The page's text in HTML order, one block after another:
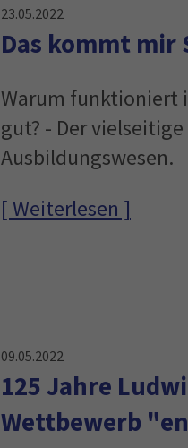
23.05.2022
Das kommt mir
​​​​​​​Warum funktioniert
gut? - Der
Ausbildungswesen.
[ Weiterlesen ]
09.05.2022
125 Jahre
Wettbewerb